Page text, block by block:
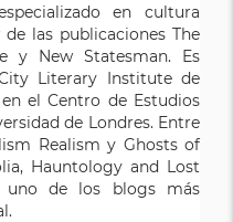
en cultura
las publicaciones The
y New Statesman. Es
Literary Institute de
el Centro de Estudios
de Londres. Entre
Realism y Ghosts of
Hauntology and Lost
uno de los blogs más